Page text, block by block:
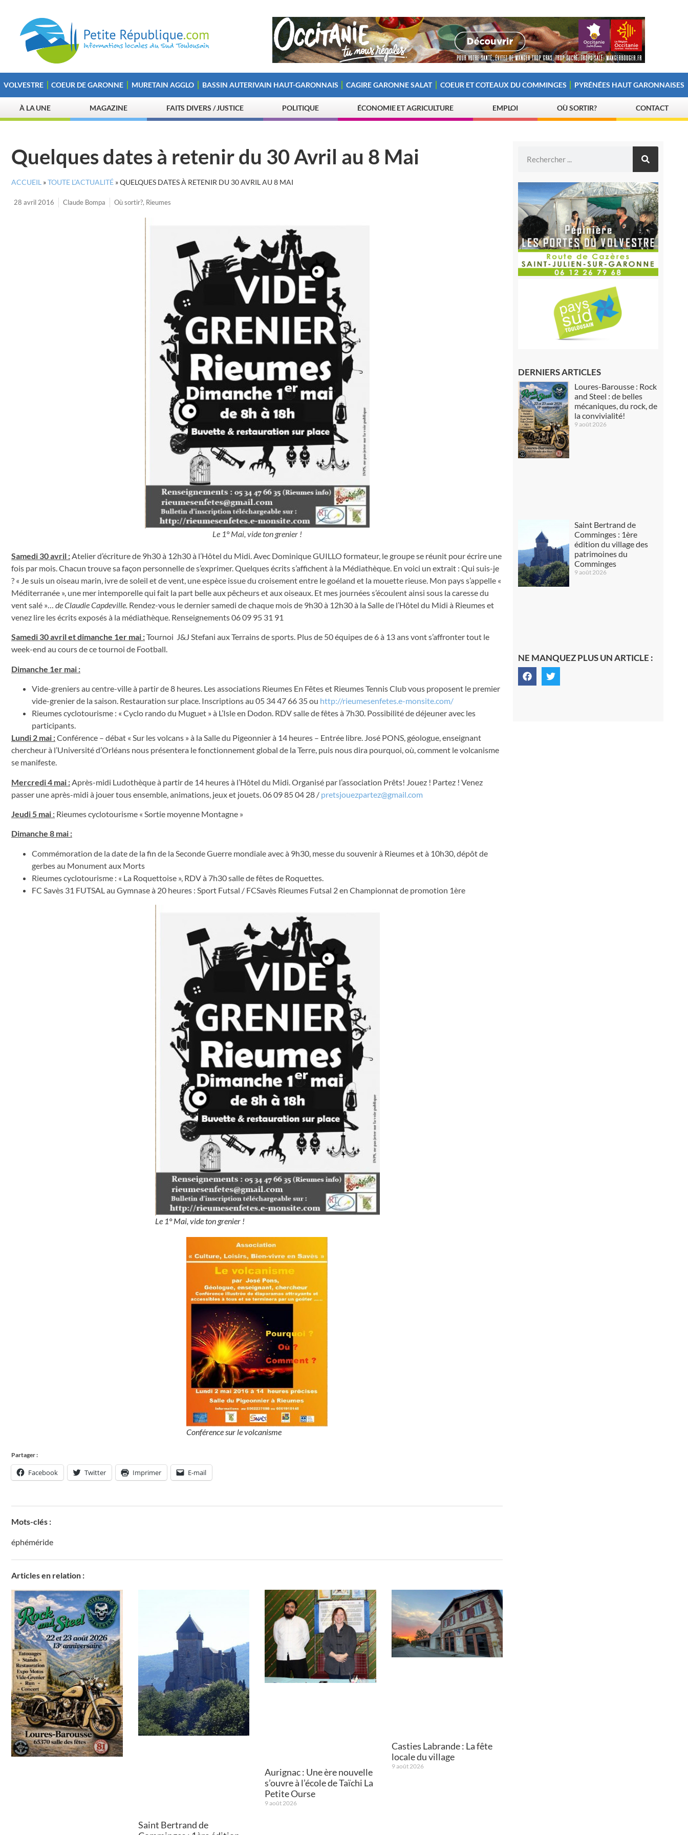
VOLVESTRE COEUR DE GARONNE MURETAIN AGGLO BASSIN AUTERIVAIN HAUT-GARONNAIS CAGIRE GARONNE SALAT COEUR ET COTEAUX DU COMMINGES PYRÉNÉES HAUT GARONNAISES
À LA UNE MAGAZINE FAITS DIVERS / JUSTICE POLITIQUE ÉCONOMIE ET AGRICULTURE EMPLOI OÙ SORTIR? CONTACT
Quelques dates à retenir du 30 Avril au 8 Mai
ACCUEIL »TOUTE L’ACTUALITÉ »QUELQUES DATES À RETENIR DU 30 AVRIL AU 8 MAI
28 avril 2016 Claude Bompa Où sortir?, Rieumes
Le 1° Mai, vide ton grenier !
Samedi 30 avril :Atelier d’écriture de 9h30 à 12h30 à l’Hôtel du Midi. Avec Dominique GUILLO formateur, le groupe se réunit pour écrire une
fois par mois. Chacun trouve sa façon personnelle de s’exprimer. Quelques écrits s’affichent à la Médiathèque. En voici un extrait : Qui suis-je
? « Je suis un oiseau marin, ivre de soleil et de vent, une espèce issue du croisement entre le goéland et la mouette rieuse. Mon pays s’appelle «
Médi­terranée », une mer intemporelle qui fait la part belle aux pêcheurs et aux oiseaux. Et mes journées s’écoulent ainsi sous la caresse du
vent salé »… de Claudie Capdeville. Rendez-vous le dernier samedi de chaque mois de 9h30 à 12h30 à la Salle de l’Hôtel du Midi à Rieumes et
venez lire les écrits exposés à la médiathèque. Renseignements 06 09 95 31 91
Samedi 30 avril et dimanche 1er mai :Tournoi J&J Stefani aux Terrains de sports. Plus de 50 équipes de 6 à 13 ans vont s’affronter tout le
week-end au cours de ce tournoi de Football.
Dimanche 1er mai :
Vide-greniers au centre-ville à partir de 8 heures. Les associations Rieumes En Fêtes et Rieumes Tennis Club vous pro­posent le premier
vide-grenier de la saison. Restauration sur place. Inscriptions au 05 34 47 66 35 ou http://rieumesenfetes.e-monsite.com/
Rieumes cyclotourisme : « Cyclo rando du Muguet » à L’Isle en Dodon. RDV salle de fêtes à 7h30. Possibilité de déjeuner avec les
participants.
Lundi 2 mai :Conférence – débat « Sur les volcans » à la Salle du Pigeonnier à 14 heures – Entrée libre. José PONS, géologue, enseignant
chercheur à l’Université d’Orléans nous présentera le fonctionnement global de la Terre, puis nous dira pourquoi, où, comment le volcanisme
se manifeste.
Mercredi 4 mai : Après-midi Ludothèque à partir de 14 heures à l’Hôtel du Midi. Organisé par l’association Prêts! Jouez ! Partez ! Venez
passer une après-midi à jouer tous ensemble, animations, jeux et jouets. 06 09 85 04 28 / pretsjouezpartez@gmail.com
Jeudi 5 mai : Rieumes cyclotourisme « Sortie moyenne Montagne »
Dimanche 8 mai :
Commémoration de la date de la fin de la Seconde Guerre mondiale avec à 9h30, messe du souvenir à Rieumes et à 10h30, dépôt de
gerbes au Monument aux Morts
Rieumes cyclotourisme : « La Roquettoise », RDV à 7h30 salle de fêtes de Roquettes.
FC Savès 31 FUTSAL au Gymnase à 20 heures : Sport Futsal / FCSavès Rieumes Futsal 2 en Championnat de promotion 1ère
Le 1° Mai, vide ton grenier !
Conférence sur le volcanisme
Partager :
Facebook Twitter Imprimer E-mail
Mots-clés :
éphéméride
Articles en relation :
Saint Bertrand de
Aurignac : Une ère nouvelle
s’ouvre à l’école de Taïchi La
Petite Ourse
9 août 2026
Casties Labrande : La fête
locale du village
9 août 2026
DERNIERS ARTICLES
Loures-Barousse : Rock
and Steel : de belles
mécaniques, du rock, de
la convivialité!
9 août 2026
Saint Bertrand de
Comminges : 1ère
édition du village des
patrimoines du
Comminges
9 août 2026
NE MANQUEZ PLUS UN ARTICLE :